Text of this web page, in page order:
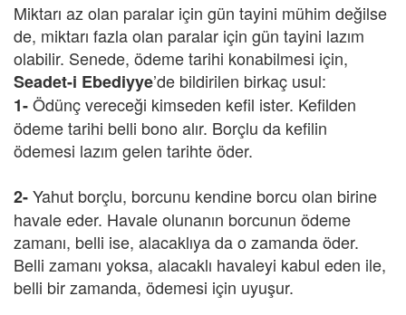
Miktarı az olan paralar için gün tayini mühim değilse
de, miktarı fazla olan paralar için gün tayini lazım
olabilir. Senede, ödeme tarihi konabilmesi için,
Seadet-i Ebediyye’de bildirilen birkaç usul:
1-Ödünç vereceği kimseden kefil ister. Kefilden
ödeme tarihi belli bono alır. Borçlu da kefilin
ödemesi lazım gelen tarihte öder.
2-Yahut borçlu, borcunu kendine borcu olan birine
havale eder. Havale olunanın borcunun ödeme
zamanı, belli ise, alacaklıya da o zamanda öder.
Belli zamanı yoksa, alacaklı havaleyi kabul eden ile,
belli bir zamanda, ödemesi için uyuşur.